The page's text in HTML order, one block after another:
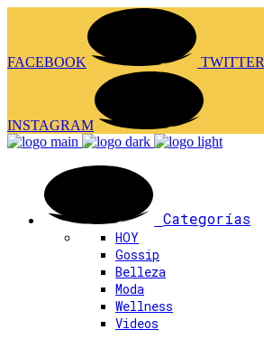
FACEBOOK TWITTER
INSTAGRAM
Categorías
HOY
Gossip
Belleza
Moda
Wellness
Videos